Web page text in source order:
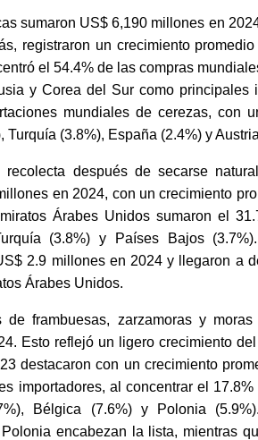
sumaron US$ 6,190 millones en
registraron un crecimiento
el 54.4% de las compras
y Corea del Sur como principales
mundiales de cerezas, con
(3.8%), España (2.4%) y
después de secarse
en 2024, con un crecimiento
Árabes Unidos sumaron el
(3.8%) y Países Bajos
2.9 millones en 2024 y llegaron a
Árabes Unidos.
frambuesas, zarzamoras y
Esto reflejó un ligero crecimiento
destacaron con un crecimiento
importadores, al concentrar el 17.8%
Bélgica (7.6%) y Polonia
encabezan la lista, mientras